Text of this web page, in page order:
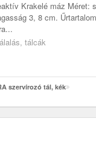
Krakelé máz Méret:
3, 8 cm.
tálcák
szervírozó tál, kék